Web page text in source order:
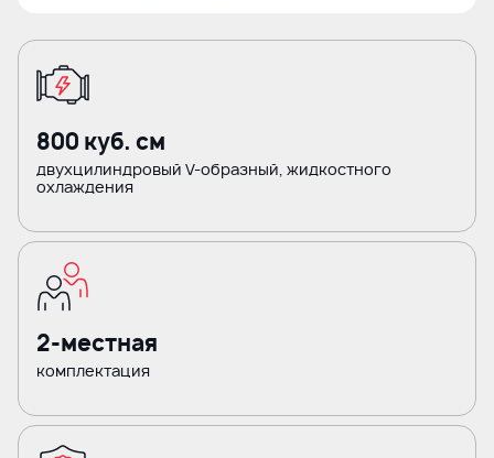
800 куб. см
двухцилиндровый V-образный, жидкостного
охлаждения
2-местная
комплектация